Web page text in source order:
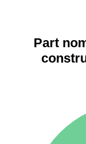
42000 -Saint-
arrondissement
Part